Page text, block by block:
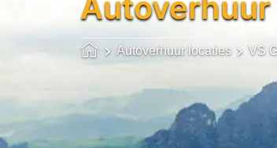
Autoverhuur locaties VS